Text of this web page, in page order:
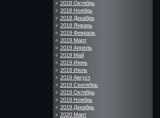
2018 Октябрь
2018 Ноябрь
2018 Декабрь
2019 Январь
2019 Февраль
2019 Март
2019 Апрель
2019 Май
2019 Июнь
2019 Июль
2019 Август
2019 Сентябрь
2019 Октябрь
2019 Ноябрь
2019 Декабрь
2020 Март